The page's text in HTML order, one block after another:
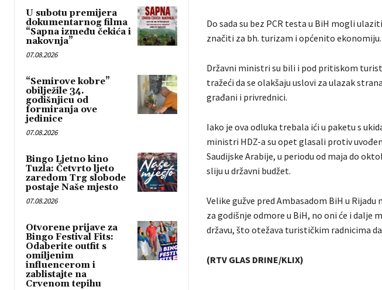
U subotu premijera
dokumentarnog filma
“Sapna između čekića i
nakovnja”
07.08.2026
“Semirove kobre”
obilježile 34.
godišnjicu od
formiranja ove
jedinice
07.08.2026
Bingo Ljetno kino
Tuzla: Četvrto ljeto
zaredom Trg slobode
postaje Naše mjesto
07.08.2026
Otvorene prijave za
Bingo Festival Fits:
Odaberite outfit s
omiljenim
influencerom i
zablistajte na
Crvenom tepihu
Do sada su bez PCR testa u BiH mogli
značiti za bh. turizam i općenito ekonomiju.
Državni ministri su bili i pod pritiskom
tražeći da se olakšaju uslovi za ulazak
građani i privrednici.
Iako je ova odluka trebala ići u paketu s
ministri HDZ-a su opet glasali protiv
Saudijske Arabije, u periodu od maja do
sliju u državni budžet.
Velike gužve pred Ambasadom BiH u
za godišnje odmore u BiH, no oni će i dalje
državu, što otežava turističkim radnicima
(RTV GLAS DRINE/KLIX)